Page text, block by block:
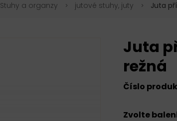
Stuhy a organzy jutové stuhy, juty Juta
Juta
režná
Číslo
Zvolte